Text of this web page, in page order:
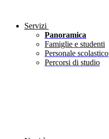
Servizi
Panoramica
Famiglie e studenti
Personale scolastico
Percorsi di studio